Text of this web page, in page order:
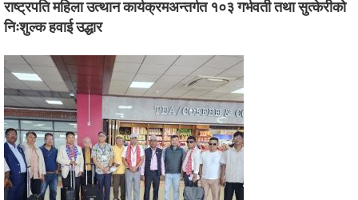
राष्ट्रपति महिला उत्थान कार्यक्रमअन्तर्गत १०३ गर्भवती तथा सुत्केरीको
निःशुल्क हवाई उद्धार